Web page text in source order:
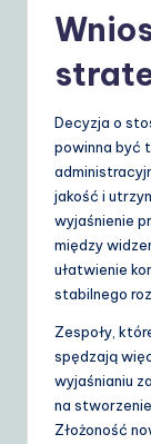
Decyzja o
powinna być
jakość i
wyjaśnienie
między
ułatwienie
stabilnego
Zespoły,
spędzają
wyjaśnianiu
na
Złożoność